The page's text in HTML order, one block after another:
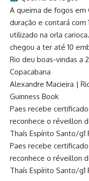
A queima de fogos em
duração e contará com
utilizado na orla
chegou a ter até 10
Rio deu boas-vindas a
Copacabana
Alexandre Macieira |
Guinness Book
Paes recebe
reconhece o réveillon
Thaís Espírito Santo/g1
Paes recebe
reconhece o réveillon
Thaís Espírito Santo/g1